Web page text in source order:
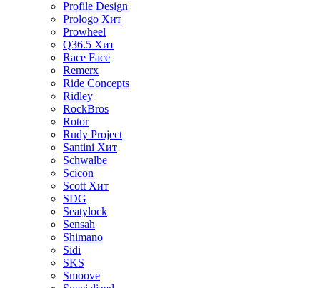
Profile Design
Prologo Хит
Prowheel
Q36.5 Хит
Race Face
Remerx
Ride Concepts
Ridley
RockBros
Rotor
Rudy Project
Santini Хит
Schwalbe
Scicon
Scott Хит
SDG
Seatylock
Sensah
Shimano
Sidi
SKS
Smoove